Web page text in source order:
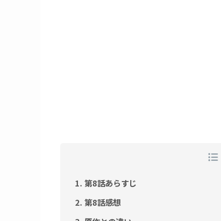
第8話あらすじ
第8話感想